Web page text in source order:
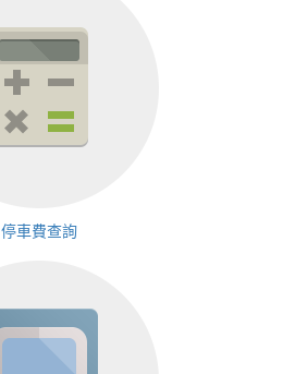
停車費查詢